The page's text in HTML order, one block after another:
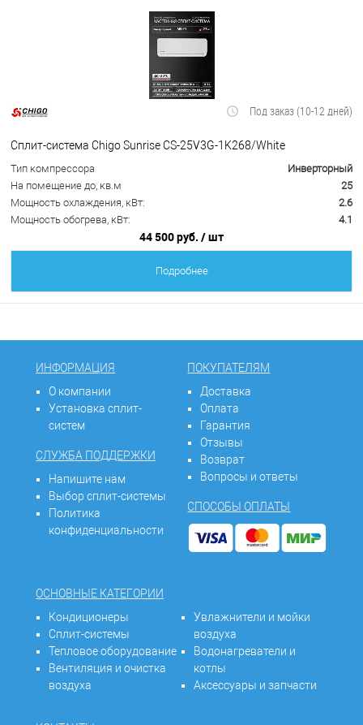
Под заказ (10-12 дней)
Сплит-система Chigo Sunrise CS-25V3G-1K268/White
Тип компрессора
Инверторный
На помещение до, кв.м
25
Мощность охлаждения, кВт:
2.6
Мощность обогрева, кВт:
4.1
44 500 руб. / шт
Подробнее
ИНФОРМАЦИЯ
О компании
Установка сплит-
систем
СЛУЖБА ПОДДЕРЖКИ
Напишите нам
Выбор сплит-системы
Политика
конфиденциальности
ПОКУПАТЕЛЯМ
Доставка
Оплата
Гарантия
Отзывы
Возврат
Вопросы и ответы
СПОСОБЫ ОПЛАТЫ
ОСНОВНЫЕ КАТЕГОРИИ
Кондиционеры
Сплит-системы
Тепловое оборудование
Вентиляция и очистка
воздуха
Увлажнители и мойки
воздуха
Водонагреватели и
котлы
Аксессуары и запчасти